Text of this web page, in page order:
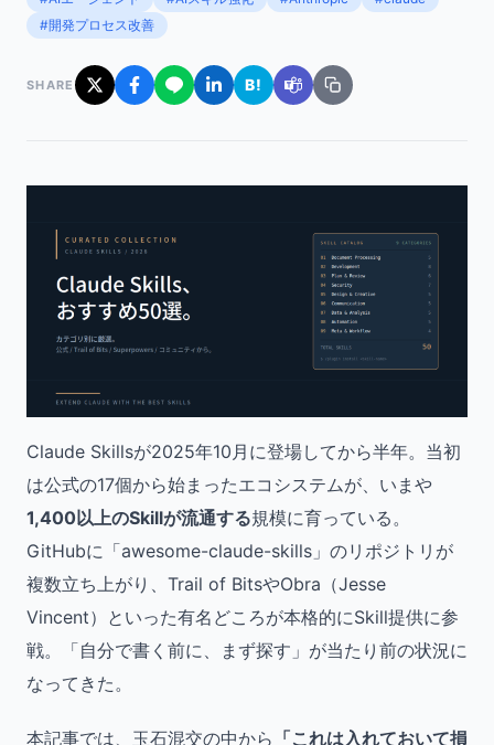
#開発プロセス改善
SHARE B!
Claude Skillsが2025年10月に登場してから半年。当初
は公式の17個から始まったエコシステムが、いまや
1,400以上のSkillが流通する規模に育っている。
GitHubに「awesome-claude-skills」のリポジトリが
複数立ち上がり、Trail of BitsやObra（Jesse
Vincent）といった有名どころが本格的にSkill提供に参
戦。「自分で書く前に、まず探す」が当たり前の状況に
なってきた。
本記事では、玉石混交の中から 「これは入れておいて損